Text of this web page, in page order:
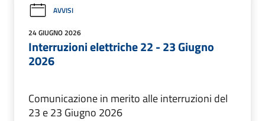
AVVISI
24 GIUGNO 2026
Interruzioni elettriche 22 - 23 Giugno
2026
Comunicazione in merito alle interruzioni del
23 e 23 Giugno 2026